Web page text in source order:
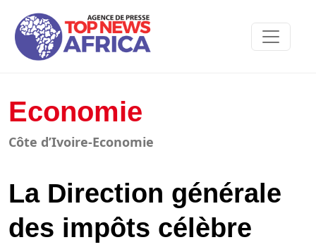
Economie
Côte d’Ivoire-Economie
La Direction générale
des impôts célèbre